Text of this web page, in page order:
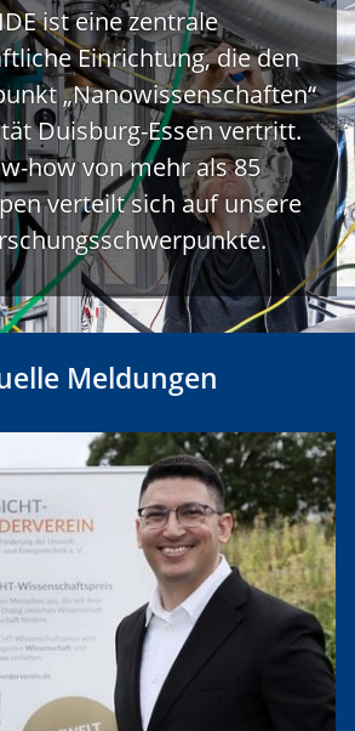
ist eine zentrale
Einrichtung, die den
„Nanowissenschaften“
Duisburg-Essen vertritt.
how von mehr als 85
verteilt sich auf unsere
Meldungen